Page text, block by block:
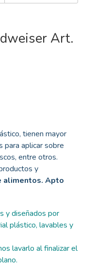
Art.
tienen mayor
para aplicar sobre
entre otros.
y
alimentos. Apto
y diseñados por
plástico, lavables y
lavarlo al finalizar el